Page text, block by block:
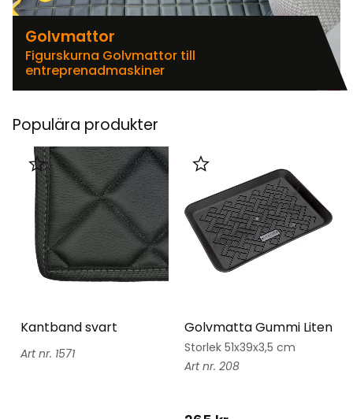
Golvmattor
Figurskurna Golvmattor till
entreprenadmaskiner
Populära produkter
Kantband svart
1571
Lägg till i favoriter
Golvmatta Gummi Liten
Storlek 51x39x3,5 cm
208
Lägg till i favoriter